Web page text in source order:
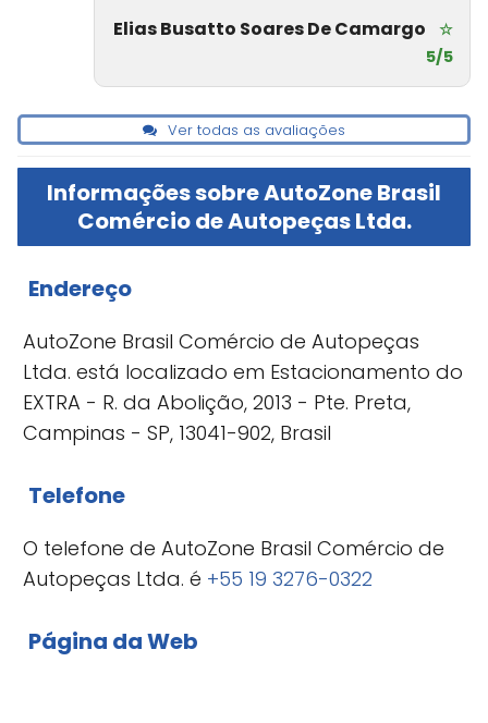
Elias Busatto Soares De Camargo
☆
5/5
Ver todas as avaliações
Informações sobre AutoZone Brasil
Comércio de Autopeças Ltda.
Endereço
AutoZone Brasil Comércio de Autopeças
Ltda. está localizado em Estacionamento do
EXTRA - R. da Abolição, 2013 - Pte. Preta,
Campinas - SP, 13041-902, Brasil
Telefone
O telefone de AutoZone Brasil Comércio de
Autopeças Ltda. é +55 19 3276-0322
Página da Web